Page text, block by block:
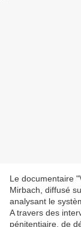
Le documentaire
Mirbach, diffusé
analysant le
A travers des
pénitentiaire, de